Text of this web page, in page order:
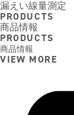
漏えい線量測定
PRODUCTS
商品情報
PRODUCTS
商品情報
VIEW MORE